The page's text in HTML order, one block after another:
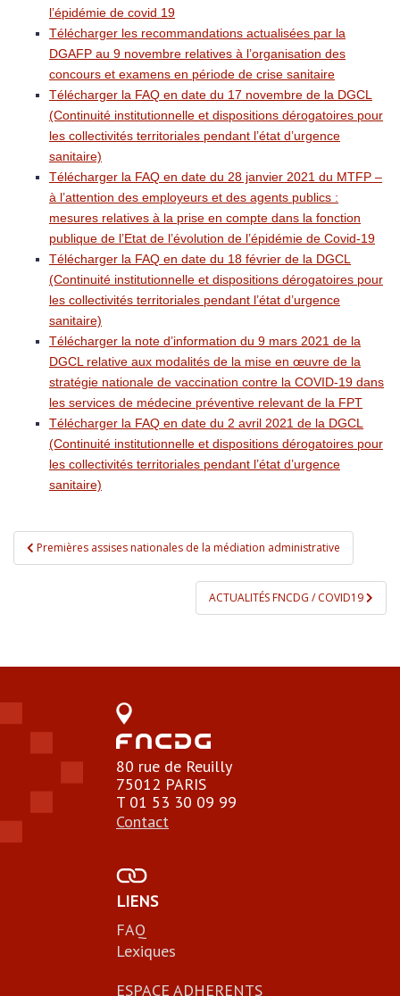
l’épidémie de covid 19
Télécharger les recommandations actualisées par la
DGAFP au 9 novembre relatives à l’organisation des
concours et examens en période de crise sanitaire
Télécharger la FAQ en date du 17 novembre de la DGCL
(Continuité institutionnelle et dispositions dérogatoires pour
les collectivités territoriales pendant l’état d’urgence
sanitaire)
Télécharger la FAQ en date du 28 janvier 2021 du MTFP –
à l’attention des employeurs et des agents publics :
mesures relatives à la prise en compte dans la fonction
publique de l’Etat de l’évolution de l’épidémie de Covid-19
Télécharger la FAQ en date du 18 février de la DGCL
(Continuité institutionnelle et dispositions dérogatoires pour
les collectivités territoriales pendant l’état d’urgence
sanitaire)
Télécharger la note d’information du 9 mars 2021 de la
DGCL relative aux modalités de la mise en œuvre de la
stratégie nationale de vaccination contre la COVID-19 dans
les services de médecine préventive relevant de la FPT
Télécharger la FAQ en date du 2 avril 2021 de la DGCL
(Continuité institutionnelle et dispositions dérogatoires pour
les collectivités territoriales pendant l’état d’urgence
sanitaire)
Navigation de l’article
Premières assises nationales de la médiation administrative
ACTUALITÉS FNCDG / COVID19
80 rue de Reuilly
75012 PARIS
T 01 53 30 09 99
Contact
LIENS
FAQ
Lexiques
ESPACE ADHERENTS